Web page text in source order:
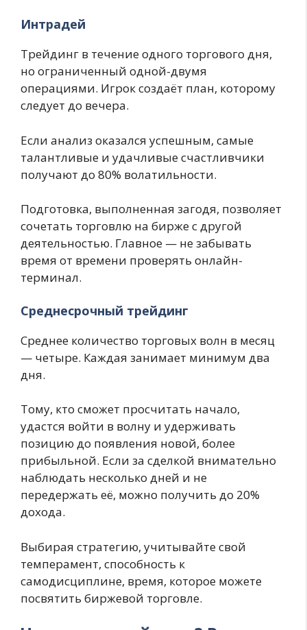
Интрадей
Трейдинг в течение одного торгового дня,
но ограниченный одной-двумя
операциями. Игрок создаёт план, которому
следует до вечера.
Если анализ оказался успешным, самые
талантливые и удачливые счастливчики
получают до 80% волатильности.
Подготовка, выполненная загодя, позволяет
сочетать торговлю на бирже с другой
деятельностью. Главное — не забывать
время от времени проверять онлайн-
терминал.
Среднесрочный трейдинг
Среднее количество торговых волн в месяц
— четыре. Каждая занимает минимум два
дня.
Тому, кто сможет просчитать начало,
удастся войти в волну и удерживать
позицию до появления новой, более
прибыльной. Если за сделкой внимательно
наблюдать несколько дней и не
передержать её, можно получить до 20%
дохода.
Выбирая стратегию, учитывайте свой
темперамент, способность к
самодисциплине, время, которое можете
посвятить биржевой торговле.